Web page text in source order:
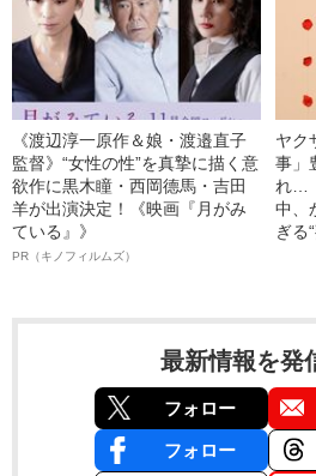
《渡辺淳一原作＆娘・渡邉直子
監督》“女性の性”を真摯に描く意
欲作に黒木瞳・西岡德馬・吉田
羊が出演決定！《映画『月がみ
ている』》
PR（キノフィルムズ）
ヤク
事」
れ…
中、
ぎる
最新情報を発
フォロー
フォロー